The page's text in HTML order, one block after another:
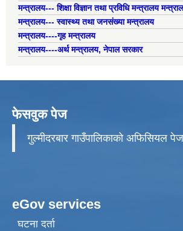
मन्त्रालय--- शिक्षा विज्ञान तथा प्रविधि मन्त्रालय
मन्त्रालय--- स्वास्थ्य तथा जनसंख्या मन्त्रालय
मन्त्रालय----गृह मन्त्रालय
मन्त्रालय----अर्थ मन्त्रालय, नेपाल सरकार
फेसवुक पेज
गुल्मीदरबार गाउँपालिकाको अफिसियल पेज
eGov services
घटना दर्ता